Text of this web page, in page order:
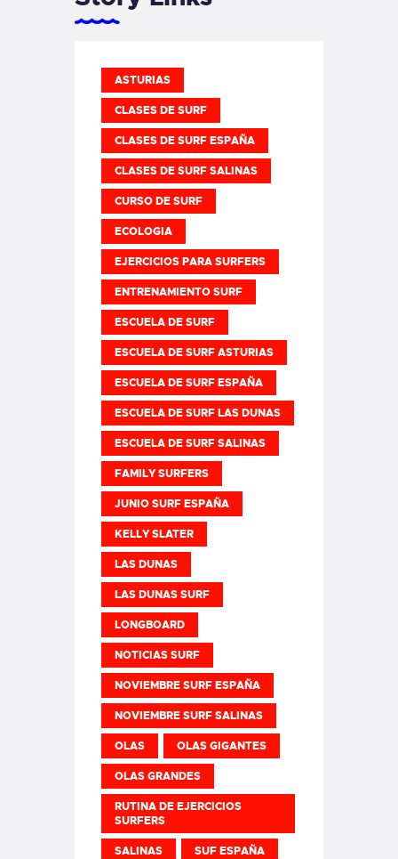
ASTURIAS
CLASES DE SURF
CLASES DE SURF ESPAÑA
CLASES DE SURF SALINAS
CURSO DE SURF
ECOLOGIA
EJERCICIOS PARA SURFERS
ENTRENAMIENTO SURF
ESCUELA DE SURF
ESCUELA DE SURF ASTURIAS
ESCUELA DE SURF ESPAÑA
ESCUELA DE SURF LAS DUNAS
ESCUELA DE SURF SALINAS
FAMILY SURFERS
JUNIO SURF ESPAÑA
KELLY SLATER
LAS DUNAS
LAS DUNAS SURF
LONGBOARD
NOTICIAS SURF
NOVIEMBRE SURF ESPAÑA
NOVIEMBRE SURF SALINAS
OLAS OLAS GIGANTES
OLAS GRANDES
RUTINA DE EJERCICIOS
SURFERS
SALINAS SUF ESPAÑA